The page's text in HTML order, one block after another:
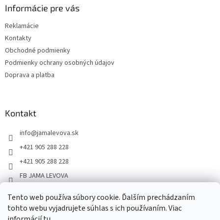
Tento web používa súbory cookie. Ďalším prechádzaním
tohto webu vyjadrujete súhlas s ich používaním. Viac
Informácie pre vás
Reklamácie
Kontakty
Obchodné podmienky
Podmienky ochrany osobných údajov
Doprava a platba
Kontakt
info@jamalevova.sk
+421 905 288 228
+421 905 288 228
FB JAMA LEVOVA
JamaLevova